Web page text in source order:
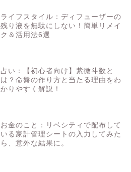
ライフスタイル：ディフューザーの
残り液を無駄にしない！簡単リメイ
ク＆活用法6選
占い：【初心者向け】紫微斗数と
は？命盤の作り方と当たる理由をわ
かりやすく解説！
お金のこと：リベシティで配布して
いる家計管理シートの入力してみた
ら、意外な結果に。